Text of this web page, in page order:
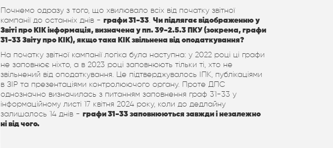
Почнемо одразу з того, що хвилювало всіх від початку звітної
кампанії до останніх днів - графи 31-33. Чи підлягає відображенню у
Звіті про КІК інформація, визначена у пп. 39-2.5.3 ПКУ (зокрема, графи
31-33 Звіту про КІК), якщо така КІК звільнена від оподаткування?
На початку звітної кампанії логіка була наступна: у 2022 році ці графи
не заповнює ніхто, а в 2023 році заповнюють тільки ті, хто не
звільнений від оподаткування. Це підтверджувалось ІПК, публікаціями
в ЗІР та презентаціями контролюючого органу. Проте ДПС
однозначно визначилась з питанням заповнення граф 31-33 у
інформаційному листі 17 квітня 2024 року, коли до дедлайну
залишалось 14 днів - графи 31-33 заповнюються завжди і незалежно
ні від чого.